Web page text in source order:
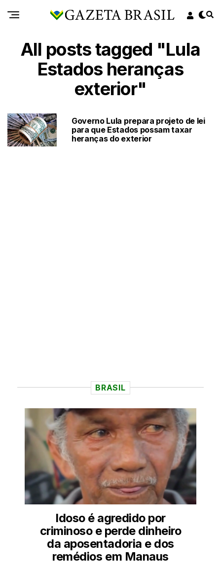
All posts tagged "Lula
Estados heranças
exterior"
Governo Lula prepara projeto de lei
para que Estados possam taxar
heranças do exterior
BRASIL
Idoso é agredido por
criminoso e perde dinheiro
da aposentadoria e dos
remédios em Manaus